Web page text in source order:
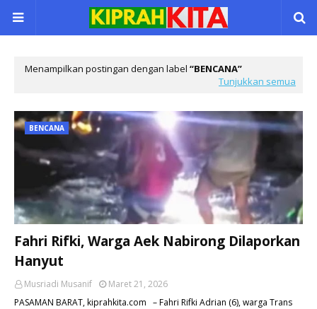
Menampilkan postingan dengan label
BENCANA
Tunjukkan semua
BENCANA
Fahri Rifki, Warga Aek Nabirong Dilaporkan
Hanyut
Musriadi Musanif
Maret 21, 2026
PASAMAN BARAT, kiprahkita.com – Fahri Rifki Adrian (6), warga Trans